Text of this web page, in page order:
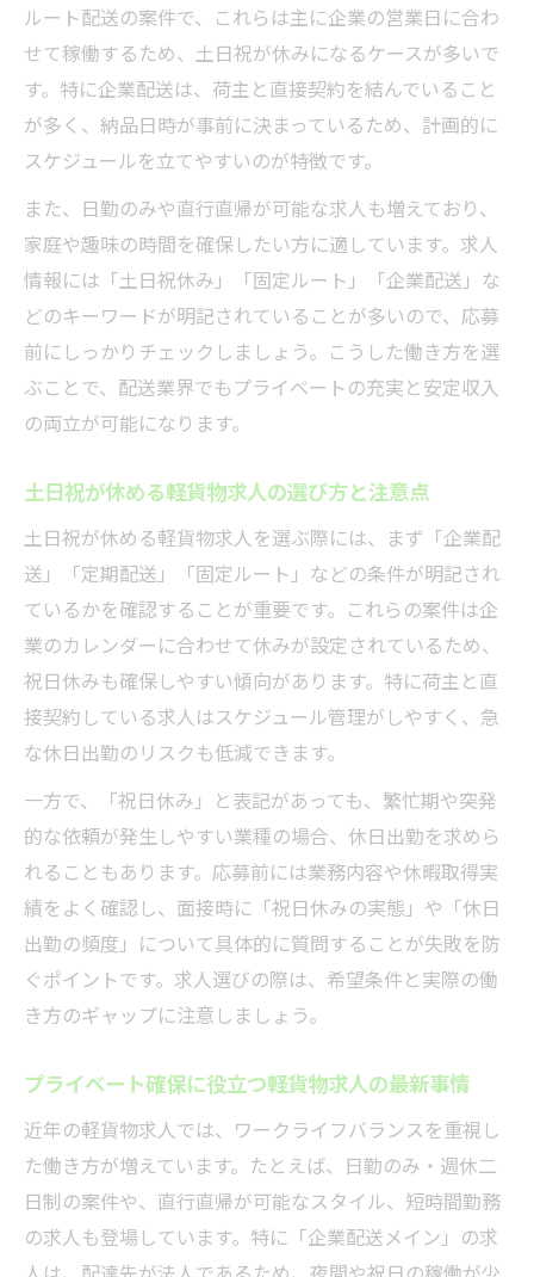
祝日休み対応の軽貨物求人に注目した働き
方改革
日勤専門の軽貨物求人で休日確保を実現す
る方法
家庭重視の軽貨物求人で無理のない休日取
得
軽貨物求人選びで見逃せない休日条件の見
極め方
ワークライフ両立を叶える軽貨物の働き方
軽貨物求人で両立できるプライベート重視
の働き方
秘訣
日勤×祝日休み軽貨物求人の魅力と実践法
副業も可能な軽貨物求人で時間を有効活用
家庭優先の軽貨物求人で生活の質を向上さ
せる
直行直帰と日勤で充実のプライベート実現
直行直帰型軽貨物求人で無駄な拘束を回避
日勤限定の軽貨物求人で健康と家族時間を
両立
軽貨物求人で叶えるフレキシブルな働き方
とは
自己管理しやすい軽貨物求人の選び方とポ
イント
直行直帰と日勤軽貨物求人の理想的な休日
確保術
企業間配送が支える安定した休日の魅力
確保
軽貨物求人で土日祝の安定休みが得られる
理由
法人配送型軽貨物求人でプライベートを充
ルート配送の案件で、これらは主に企業の営業日に合わ
せて稼働するため、土日祝が休みになるケースが多いで
す。特に企業配送は、荷主と直接契約を結んでいること
が多く、納品日時が事前に決まっているため、計画的に
スケジュールを立てやすいのが特徴です。
また、日勤のみや直行直帰が可能な求人も増えており、
家庭や趣味の時間を確保したい方に適しています。求人
情報には「土日祝休み」「固定ルート」「企業配送」な
どのキーワードが明記されていることが多いので、応募
前にしっかりチェックしましょう。こうした働き方を選
ぶことで、配送業界でもプライベートの充実と安定収入
の両立が可能になります。
土日祝が休める軽貨物求人の選び方と注意点
土日祝が休める軽貨物求人を選ぶ際には、まず「企業配
送」「定期配送」「固定ルート」などの条件が明記され
ているかを確認することが重要です。これらの案件は企
業のカレンダーに合わせて休みが設定されているため、
祝日休みも確保しやすい傾向があります。特に荷主と直
接契約している求人はスケジュール管理がしやすく、急
な休日出勤のリスクも低減できます。
一方で、「祝日休み」と表記があっても、繁忙期や突発
的な依頼が発生しやすい業種の場合、休日出勤を求めら
れることもあります。応募前には業務内容や休暇取得実
績をよく確認し、面接時に「祝日休みの実態」や「休日
出勤の頻度」について具体的に質問することが失敗を防
ぐポイントです。求人選びの際は、希望条件と実際の働
き方のギャップに注意しましょう。
プライベート確保に役立つ軽貨物求人の最新事情
近年の軽貨物求人では、ワークライフバランスを重視し
た働き方が増えています。たとえば、日勤のみ・週休二
日制の案件や、直行直帰が可能なスタイル、短時間勤務
の求人も登場しています。特に「企業配送メイン」の求